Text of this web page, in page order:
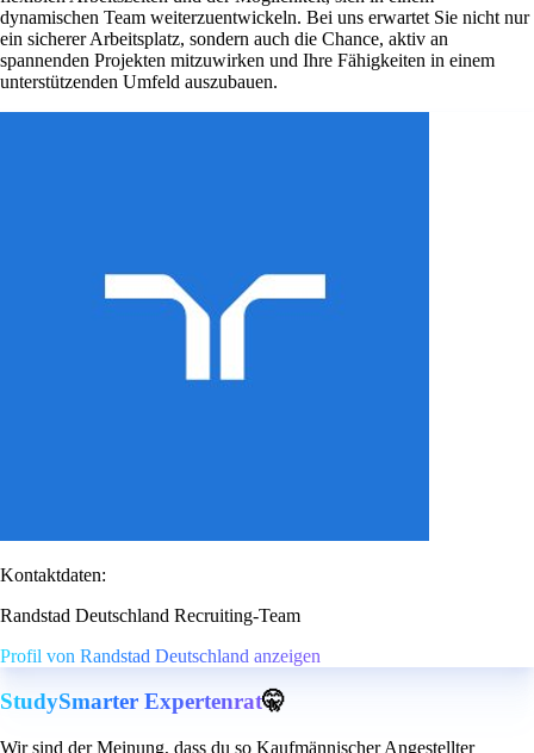
dynamischen Team weiterzuentwickeln. Bei uns erwartet Sie nicht nur
ein sicherer Arbeitsplatz, sondern auch die Chance, aktiv an
spannenden Projekten mitzuwirken und Ihre Fähigkeiten in einem
unterstützenden Umfeld auszubauen.
Kontaktdaten:
Randstad Deutschland Recruiting-Team
Profil von Randstad Deutschland anzeigen
StudySmarter Expertenrat🤫
Wir sind der Meinung, dass du so Kaufmännischer Angestellter